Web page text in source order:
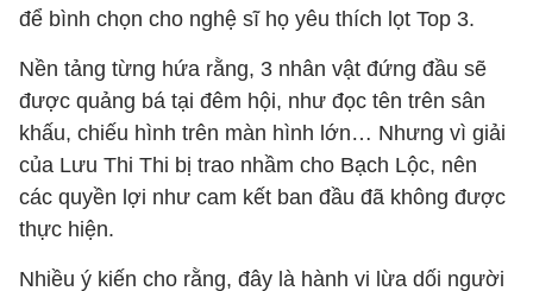
để bình chọn cho nghệ sĩ họ yêu thích lọt Top 3.
Nền tảng từng hứa rằng, 3 nhân vật đứng đầu sẽ
được quảng bá tại đêm hội, như đọc tên trên sân
khấu, chiếu hình trên màn hình lớn… Nhưng vì giải
của Lưu Thi Thi bị trao nhầm cho Bạch Lộc, nên
các quyền lợi như cam kết ban đầu đã không được
thực hiện.
Nhiều ý kiến cho rằng, đây là hành vi lừa dối người